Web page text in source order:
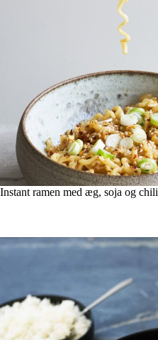
Instant ramen med æg, soja og chili